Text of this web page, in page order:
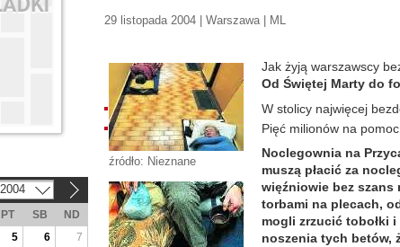
29 listopada 2004 | Warszawa | ML
źródło: Nieznane
Jak żyją warszawscy
Od Świętej Marty do
W stolicy najwięcej
Pięć milionów na pomoc
Noclegownia na
muszą płacić za
więźniowie bez szans
torbami na plecach,
mogli zrzucić tobołki
noszenia tych betów,
2004
PT SB
ND
5 6
7